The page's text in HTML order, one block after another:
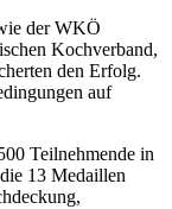
der WKÖ
Kochverband,
den Erfolg.
auf
Teilnehmende in
13 Medaillen